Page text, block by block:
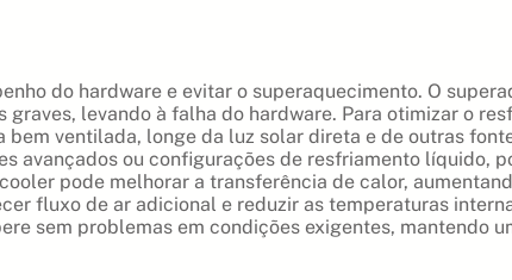
do hardware e evitar o superaquecimento. O
levando à falha do hardware. Para otimizar o
ventilada, longe da luz solar direta e de outras
avançados ou configurações de resfriamento líquido,
pode melhorar a transferência de calor,
fluxo de ar adicional e reduzir as temperaturas
sem problemas em condições exigentes, mantendo